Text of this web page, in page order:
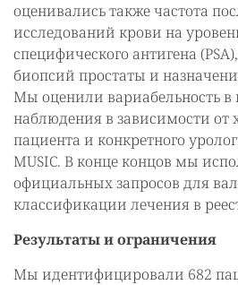
оценивались также частота
исследований крови на
специфического антигена
биопсий простаты и
Мы оценили вариабельность в
наблюдения в зависимости от
пациента и конкретного
MUSIC. В конце концов мы
официальных запросов для
классификации лечения в
Результаты и ограничения
Мы идентифицировали 682